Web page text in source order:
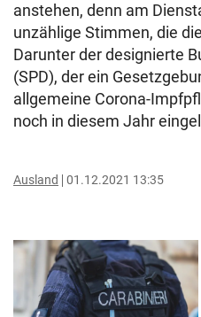
anstehen, denn am
unzählige Stimmen, die
Darunter der designierte
(SPD), der ein
allgemeine Corona-
noch in diesem Jahr
Ausland 01.12.2021 13:35